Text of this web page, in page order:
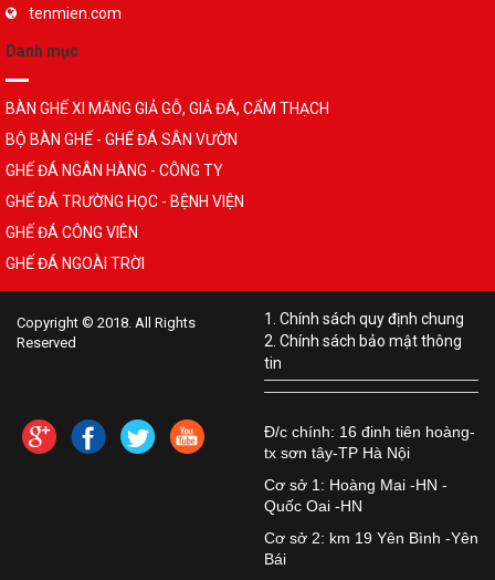
tenmien.com
Danh mục
BÀN GHẾ XI MĂNG GIẢ GỖ, GIẢ ĐÁ, CẨM THẠCH
BỘ BÀN GHẾ - GHẾ ĐÁ SÂN VƯỜN
GHẾ ĐÁ NGÂN HÀNG - CÔNG TY
GHẾ ĐÁ TRƯỜNG HỌC - BỆNH VIỆN
GHẾ ĐÁ CÔNG VIÊN
GHẾ ĐÁ NGOÀI TRỜI
Copyright © 2018. All Rights
Reserved
1. Chính sách quy định chung
2. Chính sách bảo mật thông
tin
Đ/c chính: 16 đinh tiên hoàng-
tx sơn tây-TP Hà Nội
Cơ sở 1: Hoàng Mai -HN -
Quốc Oai -HN
Cơ sở 2: km 19 Yên Bình -Yên
Bái